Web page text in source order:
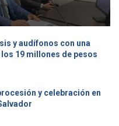
y audífonos con una
19 millones de pesos
y celebración en